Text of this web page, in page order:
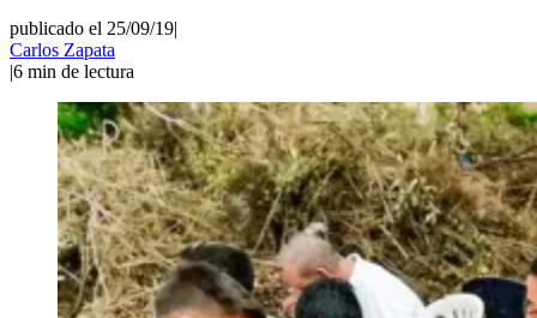
publicado el 25/09/19|
Carlos Zapata
|6 min de lectura